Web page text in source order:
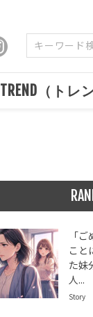
TREND（トレ
「
こと
た妹
人...
Story